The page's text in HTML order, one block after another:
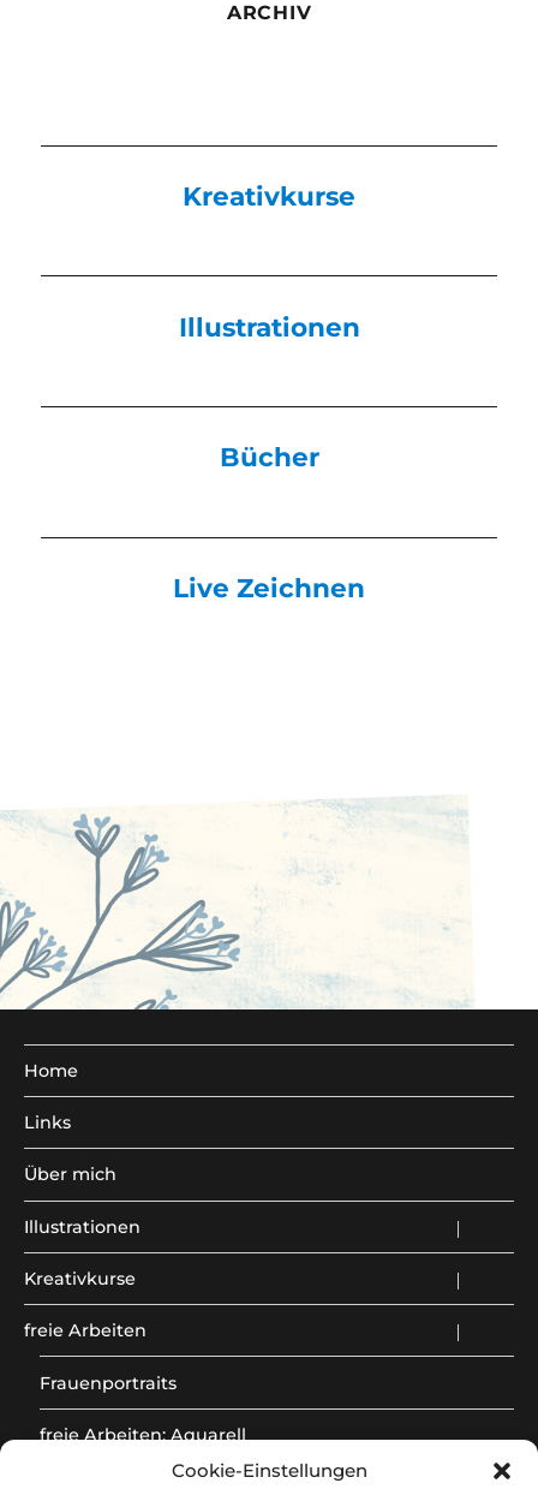
Cookie-Einstellungen
ARCHIV
Kreativkurse
Illustrationen
Bücher
Live Zeichnen
Home
Links
Über mich
Illustrationen
Kreativkurse
freie Arbeiten
Frauenportraits
freie Arbeiten: Aquarell